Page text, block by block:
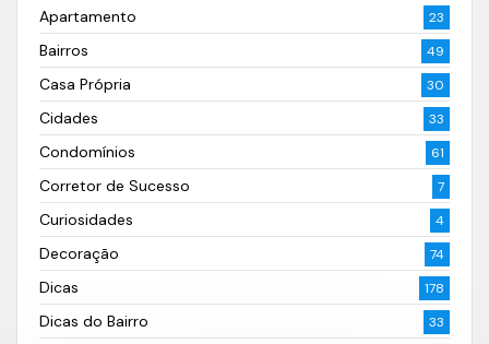
Apartamento 23
Bairros 49
Casa Própria 30
Cidades 33
Condomínios 61
Corretor de Sucesso 7
Curiosidades 4
Decoração 74
Dicas 178
Dicas do Bairro 33